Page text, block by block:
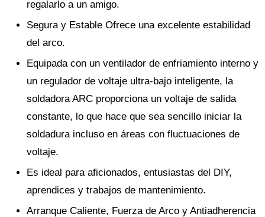
regalarlo a un amigo.
Segura y Estable Ofrece una excelente estabilidad
del arco.
Equipada con un ventilador de enfriamiento interno y
un regulador de voltaje ultra-bajo inteligente, la
soldadora ARC proporciona un voltaje de salida
constante, lo que hace que sea sencillo iniciar la
soldadura incluso en áreas con fluctuaciones de
voltaje.
Es ideal para aficionados, entusiastas del DIY,
aprendices y trabajos de mantenimiento.
Arranque Caliente, Fuerza de Arco y Antiadherencia